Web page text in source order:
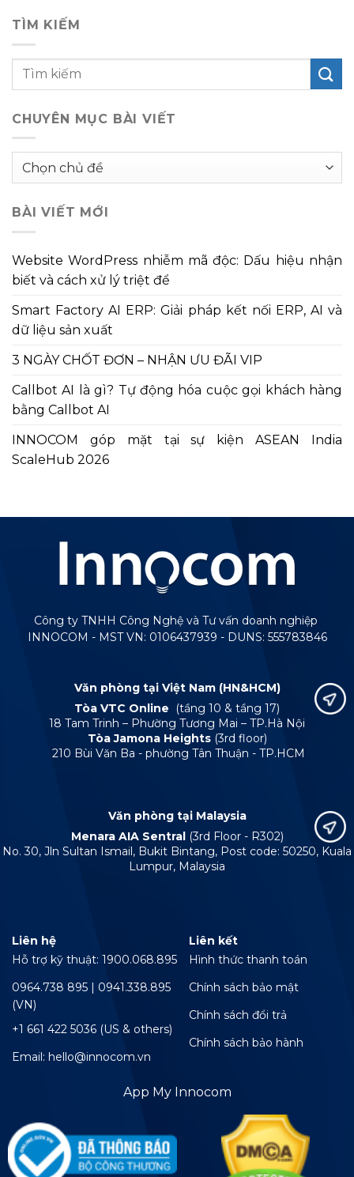
TÌM KIẾM
CHUYÊN MỤC BÀI VIẾT
Chuyên
viết
BÀI VIẾT MỚI
Website WordPress nhiễm mã độc: Dấu hiệu nhận
biết và cách xử lý triệt để
Smart Factory AI ERP: Giải pháp kết nối ERP, AI và
dữ liệu sản xuất
3 NGÀY CHỐT ĐƠN – NHẬN ƯU ĐÃI VIP
Callbot AI là gì? Tự động hóa cuộc gọi khách hàng
bằng Callbot AI
INNOCOM góp mặt tại sự kiện ASEAN India
ScaleHub 2026
Công ty TNHH Công Nghệ và Tư vấn doanh nghiệp
INNOCOM - MST VN: 0106437939 - DUNS: 555783846
Văn phòng tại Việt Nam (HN&HCM)
Tòa VTC Online
(tầng 10 & tầng 17)
18 Tam Trinh – Phường Tương Mai – TP.Hà Nội
Tòa Jamona Heights (3rd floor)
210 Bùi Văn Ba - phường Tân Thuận - TP.HCM
Văn phòng tại Malaysia
Menara AIA Sentral (3rd Floor - R302)
No. 30, Jln Sultan Ismail, Bukit Bintang, Post code: 50250, Kuala
Lumpur, Malaysia
Liên hệ
Hỗ trợ kỹ thuật: 1900.068.895
0964.738 895 | 0941.338.895
(VN)
+1 661 422 5036 (US & others)
Email: hello@innocom.vn
Liên kết
Hình thức thanh toán
Chính sách bảo mật
Chính sách đổi trả
Chính sách bảo hành
App My Innocom